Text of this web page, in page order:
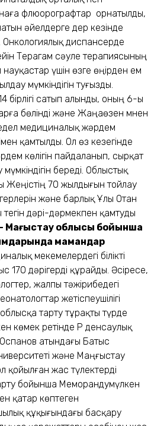
флюорографтар орнатылды,
әйелдерге дер кезінде
диспансерде
Терагам сәуле терапиясының
үшін өзге өңірден ем
мүмкіндігін туғызды.
бірлігі сатып алынды, оның 6-ы
бөлінді және Жаңаөзен мнен
медициналық жәрдем
қамтылды. Ол өз кезегінде
көлігін пайдаланып, сырқат
береді. Облыстық
Жеңістің 70 жылдығын тойлау
және барлық Ұлы Отан
дәрі-дәрмекпен қамтуды
Маңғыстау облысы бойынша
мамандар
мекемелердегі білікті
170 дәрігерді құрайды. Әсіресе,
жалпы тәжірибедегі
жетіспеушілігі
тарту тұрақты түрде
көмек ретінде ҚР денсаулық
атындағы Батыс
және Маңғыстау
қойылған жас түлектерді
бойынша Меморандумүлкен
қатар көптеген
құқығындағы басқару